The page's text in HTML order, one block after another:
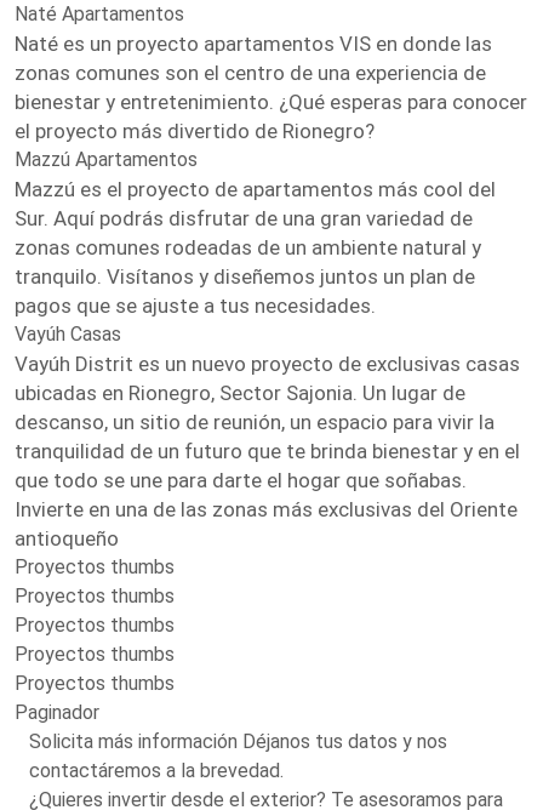
Naté Apartamentos
Naté es un proyecto apartamentos VIS en donde las
zonas comunes son el centro de una experiencia de
bienestar y entretenimiento. ¿Qué esperas para conocer
el proyecto más divertido de Rionegro?
Mazzú Apartamentos
Mazzú es el proyecto de apartamentos más cool del
Sur. Aquí podrás disfrutar de una gran variedad de
zonas comunes rodeadas de un ambiente natural y
tranquilo. Visítanos y diseñemos juntos un plan de
pagos que se ajuste a tus necesidades.
Vayúh Casas
Vayúh Distrit es un nuevo proyecto de exclusivas casas
ubicadas en Rionegro, Sector Sajonia. Un lugar de
descanso, un sitio de reunión, un espacio para vivir la
tranquilidad de un futuro que te brinda bienestar y en el
que todo se une para darte el hogar que soñabas.
Invierte en una de las zonas más exclusivas del Oriente
antioqueño
Proyectos thumbs
Proyectos thumbs
Proyectos thumbs
Proyectos thumbs
Proyectos thumbs
Paginador
Solicita más información Déjanos tus datos y nos
contactáremos a la brevedad.
¿Quieres invertir desde el exterior? Te asesoramos para